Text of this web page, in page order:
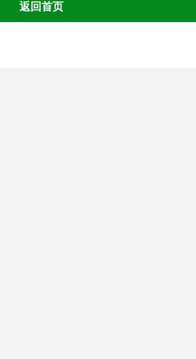
返回首页